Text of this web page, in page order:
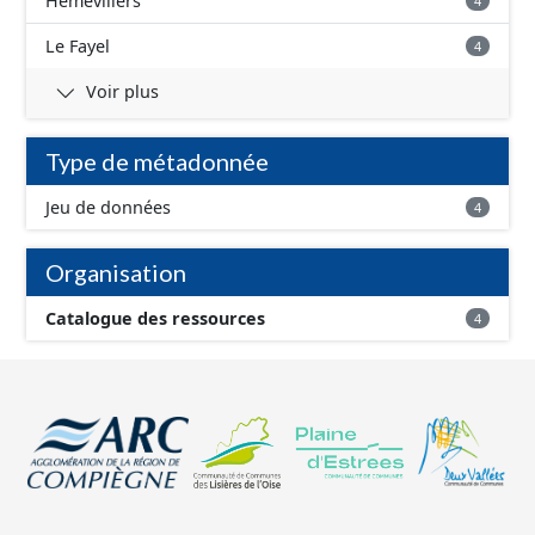
Le Fayel 4
Voir plus
Type de métadonnée
Jeu de données 4
Organisation
Catalogue des ressources 4